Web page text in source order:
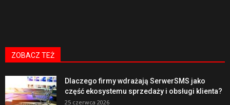
ZOBACZ TEŻ
Dlaczego firmy wdrażają SerwerSMS jako
część ekosystemu sprzedaży i obsługi klienta?
25 czerwca 2026